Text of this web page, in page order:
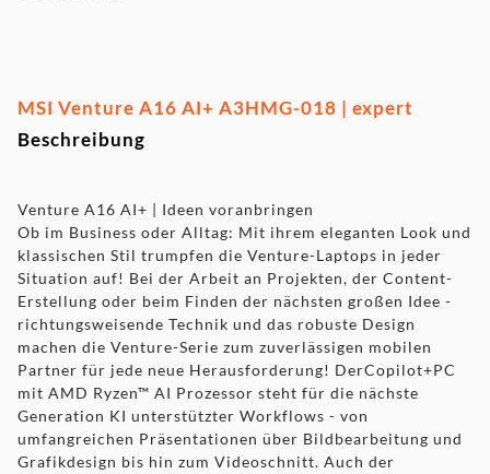
MSI Venture A16 AI+ A3HMG-018 | expert
Beschreibung
Venture A16 AI+ | Ideen voranbringen
Ob im Business oder Alltag: Mit ihrem eleganten Look und
klassischen Stil trumpfen die Venture-Laptops in jeder
Situation auf! Bei der Arbeit an Projekten, der Content-
Erstellung oder beim Finden der nächsten großen Idee -
richtungsweisende Technik und das robuste Design
machen die Venture-Serie zum zuverlässigen mobilen
Partner für jede neue Herausforderung! DerCopilot+PC
mit AMD Ryzen™ AI Prozessor steht für die nächste
Generation KI unterstützter Workflows - von
umfangreichen Präsentationen über Bildbearbeitung und
Grafikdesign bis hin zum Videoschnitt. Auch der